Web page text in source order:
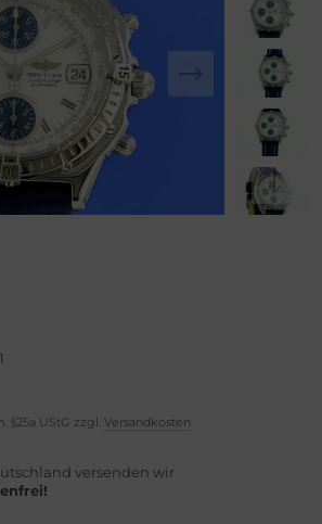
§25a UStG zzgl. Versandkosten
versenden wir